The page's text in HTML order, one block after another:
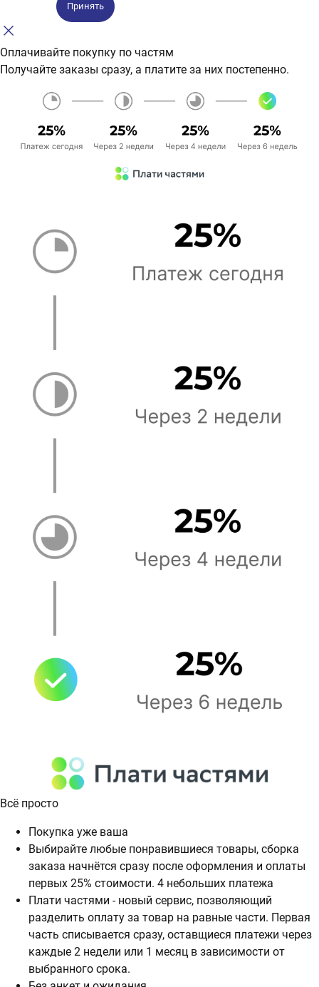
Принять
Оплачивайте покупку по частям
Получайте заказы сразу, а платите за них постепенно.
Всё просто
Покупка уже ваша
Выбирайте любые понравившиеся товары, сборка
заказа начнётся сразу после оформления и оплаты
первых 25% стоимости. 4 небольших платежа
Плати частями - новый сервис, позволяющий
разделить оплату за товар на равные части. Первая
часть списывается сразу, оставщиеся платежи через
каждые 2 недели или 1 месяц в зависимости от
выбранного срока.